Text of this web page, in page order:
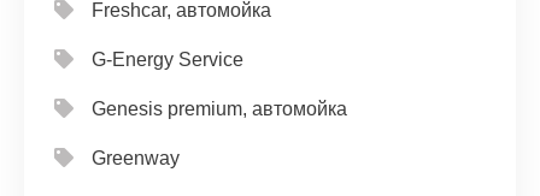
Freshcar, автомойка
G-Energy Service
Genesis premium, автомойка
Greenway